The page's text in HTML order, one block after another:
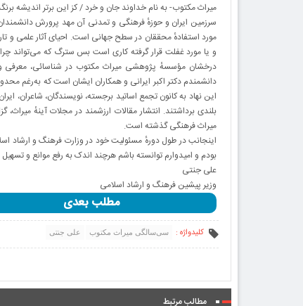
میراث مکتوب- به نام خداوند جان و خرد / کز این برتر اندیشه
سرزمین ایران و حوزهٔ فرهنگی و تمدنی آن مهد پرورش
مورد استفادهٔ محققان در سطح جهانی است. احیای آثار علمی و
و یا مورد غفلت قرار گرفته کاری است بس سترگ که می‌تواند
درخشان مؤسسهٔ پژوهشی میراث مکتوب در شناسائی، معرفی
دانشمندم دکتر اکبر ایرانی و همکاران ایشان است که به‌رغم
این نهاد به کانون تجمع اساتید برجسته، نویسندگان،
بلندی برداشتند. انتشار مقالات ارزشمند در مجلات آینهٔ
میراث فرهنگی گذشته است.
اینجانب در طول دورهٔ مسئولیت خود در وزارت فرهنگ و ارشاد
بودم و امیدوارم توانسته باشم هرچند اندک به رفع موانع و
علی جنتی
وزیر پیشین فرهنگ و ارشاد اسلامی
مطلب بعدی
کلیدواژه : سی‌سالگی میراث مکتوب علی جنتی
مطالب مرتبط